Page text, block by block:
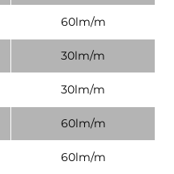
60lm/m
30lm/m
30lm/m
60lm/m
60lm/m